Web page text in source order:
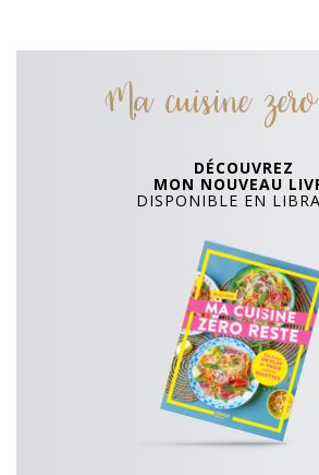
Ma cuisine
DÉCOUVREZ
MON NOUVEAU
DISPONIBLE EN